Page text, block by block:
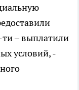
– выплатили
условий, -